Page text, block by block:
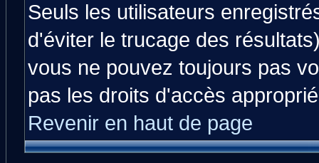
Seuls les utilisateurs
d'éviter le trucage des
vous ne pouvez toujours pas
pas les droits d'accès
Revenir en haut de page